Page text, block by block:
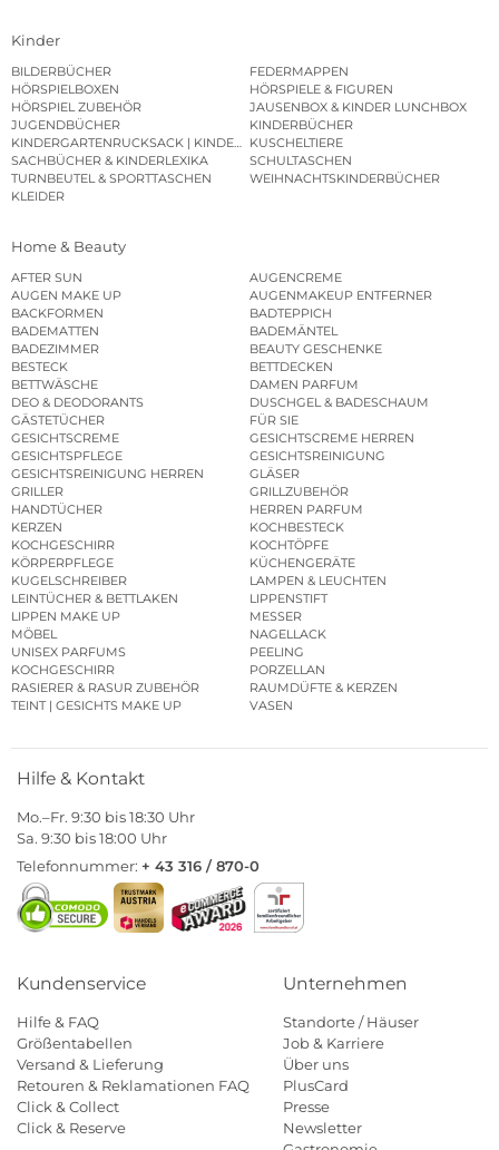
Kinder
BILDERBÜCHER
FEDERMAPPEN
HÖRSPIELBOXEN
HÖRSPIELE & FIGUREN
HÖRSPIEL ZUBEHÖR
JAUSENBOX & KINDER LUNCHBOX
JUGENDBÜCHER
KINDERBÜCHER
KINDERGARTENRUCKSACK | KINDERGARTENBEUTEL
KUSCHELTIERE
SACHBÜCHER & KINDERLEXIKA
SCHULTASCHEN
TURNBEUTEL & SPORTTASCHEN
WEIHNACHTSKINDERBÜCHER
KLEIDER
Home & Beauty
AFTER SUN
AUGENCREME
AUGEN MAKE UP
AUGENMAKEUP ENTFERNER
BACKFORMEN
BADTEPPICH
BADEMATTEN
BADEMÄNTEL
BADEZIMMER
BEAUTY GESCHENKE
BESTECK
BETTDECKEN
BETTWÄSCHE
DAMEN PARFUM
DEO & DEODORANTS
DUSCHGEL & BADESCHAUM
GÄSTETÜCHER
FÜR SIE
GESICHTSCREME
GESICHTSCREME HERREN
GESICHTSPFLEGE
GESICHTSREINIGUNG
GESICHTSREINIGUNG HERREN
GLÄSER
GRILLER
GRILLZUBEHÖR
HANDTÜCHER
HERREN PARFUM
KERZEN
KOCHBESTECK
KOCHGESCHIRR
KOCHTÖPFE
KÖRPERPFLEGE
KÜCHENGERÄTE
KUGELSCHREIBER
LAMPEN & LEUCHTEN
LEINTÜCHER & BETTLAKEN
LIPPENSTIFT
LIPPEN MAKE UP
MESSER
MÖBEL
NAGELLACK
UNISEX PARFUMS
PEELING
KOCHGESCHIRR
PORZELLAN
RASIERER & RASUR ZUBEHÖR
RAUMDÜFTE & KERZEN
TEINT | GESICHTS MAKE UP
VASEN
Hilfe & Kontakt
Mo.–Fr. 9:30 bis 18:30 Uhr
Sa. 9:30 bis 18:00 Uhr
Telefonnummer: + 43 316 / 870-0
Kundenservice
Hilfe & FAQ
Größentabellen
Versand & Lieferung
Retouren & Reklamationen FAQ
Click & Collect
Click & Reserve
Unternehmen
Standorte / Häuser
Job & Karriere
Über uns
PlusCard
Presse
Newsletter